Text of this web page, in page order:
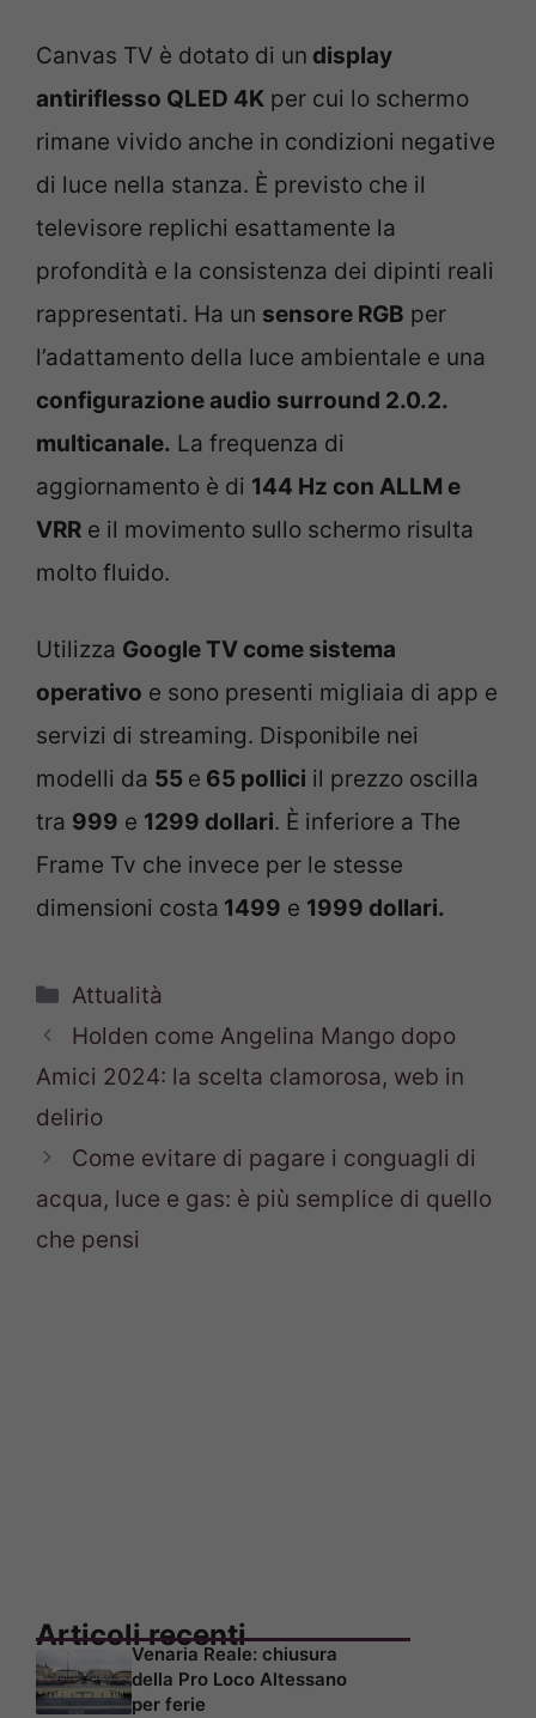
Canvas TV è dotato di un display
antiriflesso QLED 4K per cui lo schermo
rimane vivido anche in condizioni negative
di luce nella stanza. È previsto che il
televisore replichi esattamente la
profondità e la consistenza dei dipinti reali
rappresentati. Ha un sensore RGB per
l’adattamento della luce ambientale e una
configurazione audio surround 2.0.2.
multicanale. La frequenza di
aggiornamento è di 144 Hz con ALLM e
VRR e il movimento sullo schermo risulta
molto fluido.
Utilizza Google TV come sistema
operativo e sono presenti migliaia di app e
servizi di streaming. Disponibile nei
modelli da 55 e 65 pollici il prezzo oscilla
tra 999 e 1299 dollari. È inferiore a The
Frame Tv che invece per le stesse
dimensioni costa 1499 e 1999 dollari.
Categorie
Attualità
Holden come Angelina Mango dopo
Amici 2024: la scelta clamorosa, web in
delirio
Come evitare di pagare i conguagli di
acqua, luce e gas: è più semplice di quello
che pensi
Articoli recenti
Venaria Reale: chiusura
della Pro Loco Altessano
per ferie